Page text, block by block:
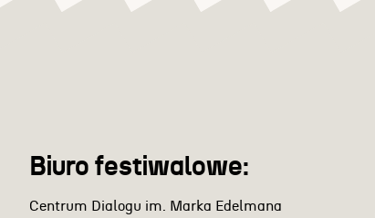
Biuro festiwalowe:
Centrum Dialogu im. Marka Edelmana